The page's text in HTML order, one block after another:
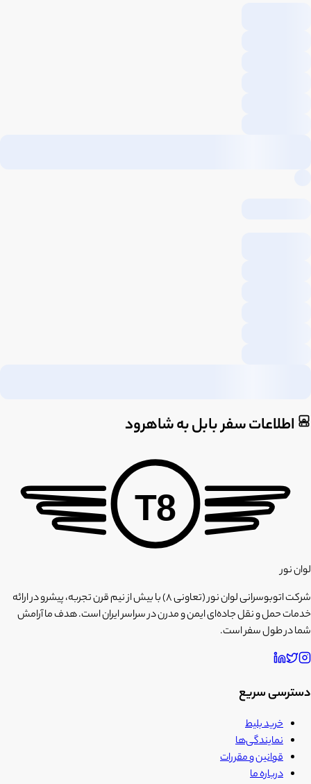
اطلاعات سفر بابل به شاهرود
T8
لوان نور
شرکت اتوبوسرانی لوان نور (تعاونی ۸) با بیش از نیم قرن تجربه، پیشرو در ارائه
خدمات حمل و نقل جاده‌ای ایمن و مدرن در سراسر ایران است. هدف ما آرامش
شما در طول سفر است.
دسترسی سریع
خرید بلیط
نمایندگی‌ها
قوانین و مقررات
درباره ما